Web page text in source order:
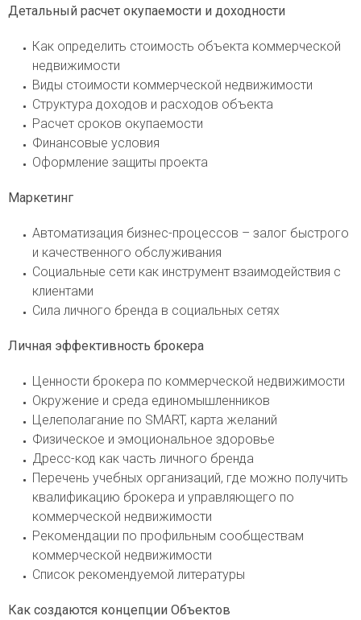
Детальный расчет окупаемости и доходности
Как определить стоимость объекта коммерческой
недвижимости
Виды стоимости коммерческой недвижимости
Структура доходов и расходов объекта
Расчет сроков окупаемости
Финансовые условия
Оформление защиты проекта
Маркетинг
Автоматизация бизнес-процессов – залог быстрого
и качественного обслуживания
Социальные сети как инструмент взаимодействия с
клиентами
Сила личного бренда в социальных сетях
Личная эффективность брокера
Ценности брокера по коммерческой недвижимости
Окружение и среда единомышленников
Целеполагание по SMART, карта желаний
Физическое и эмоциональное здоровье
Дресс-код как часть личного бренда
Перечень учебных организаций, где можно получить
квалификацию брокера и управляющего по
коммерческой недвижимости
Рекомендации по профильным сообществам
коммерческой недвижимости
Список рекомендуемой литературы
Как создаются концепции Объектов